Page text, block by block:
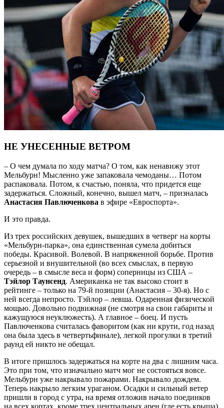
НЕ УНЕСЕННЫЕ ВЕТРОМ
– О чем думала по ходу матча? О том, как ненавижу этот
Мельбурн! Мысленно уже запаковала чемоданы… Потом
распаковала. Потом, к счастью, поняла, что придется еще
задержаться. Сложный, конечно, вышел матч, – призналась
Анастасия Павлюченкова в эфире «Евроспорта».
И это правда.
Из трех российских девушек, вышедших в четверг на корты
«Мельбурн-парка», она единственная сумела добиться
победы. Красивой. Волевой. В напряженной борьбе. Против
серьезной и внушительной (во всех смыслах, в первую
очередь – в смысле веса и форм) соперницы из США –
Тэйлор Таунсенд. Американка не так высоко стоит в
рейтинге – только на 79-й позиции (Анастасия – 30-я). Но с
ней всегда непросто. Тэйлор – левша. Одаренная физической
мощью. Довольно подвижная (не смотря на свои габариты и
кажущуюся неуклюжесть). А главное – боец. И пусть
Павлюченкова считалась фаворитом (как ни крути, год назад
она была здесь в четвертьфинале), легкой прогулки в третий
раунд ей никто не обещал.
В итоге пришлось задержаться на корте на два с лишним часа.
Это при том, что изначально матч мог не состояться вовсе.
Мельбурн уже накрывало пожарами. Накрывало дождем.
Теперь накрыло легким ураганом. Осадки и сильный ветер
пришли в город с утра, на время отложив начало поединков
на всех кортах, кроме трех центральных арен (где есть крыша).